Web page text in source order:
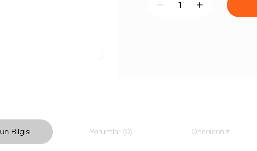
Bilgisi Yorumlar (0) Önerileriniz